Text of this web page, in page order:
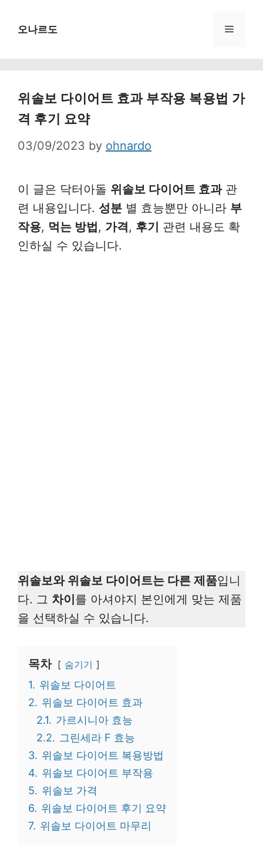
오나르도 Menu
위솔보 다이어트 효과 부작용 복용법 가
격 후기 요약
03/09/2023 by ohnardo
이 글은 닥터아돌 위솔보 다이어트 효과관
련 내용입니다. 성분 별 효능뿐만 아니라 부
작용, 먹는 방법, 가격, 후기 관련 내용도 확
인하실 수 있습니다.
위솔보와 위솔보 다이어트는 다른 제품입니
다. 그 차이를 아셔야지 본인에게 맞는 제품
을 선택하실 수 있습니다.
목차 숨기기
1. 위솔보 다이어트
2. 위솔보 다이어트 효과
2.1. 가르시니아 효능
2.2. 그린세라 F 효능
3. 위솔보 다이어트 복용방법
4. 위솔보 다이어트 부작용
5. 위솔보 가격
6. 위솔보 다이어트 후기 요약
7. 위솔보 다이어트 마무리